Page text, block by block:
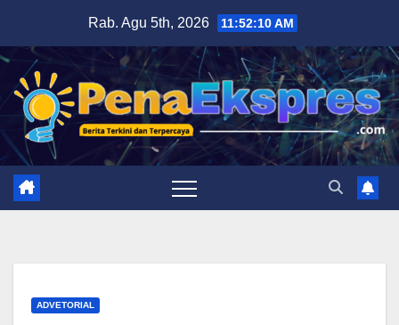
content
Rab. Agu 5th, 2026 11:52:11 AM
ADVETORIAL